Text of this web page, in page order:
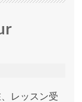
レッスン受